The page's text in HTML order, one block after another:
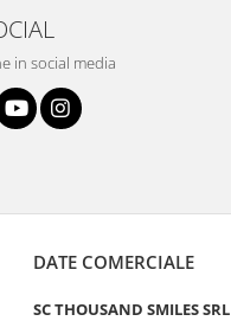
in social media
DATE COMERCIALE
SC THOUSAND SMILES SRL